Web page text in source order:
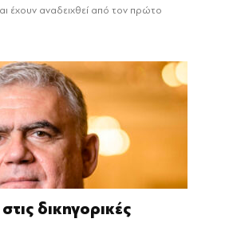
έχουν αναδειχθεί από τον πρώτο
δικηγορικές